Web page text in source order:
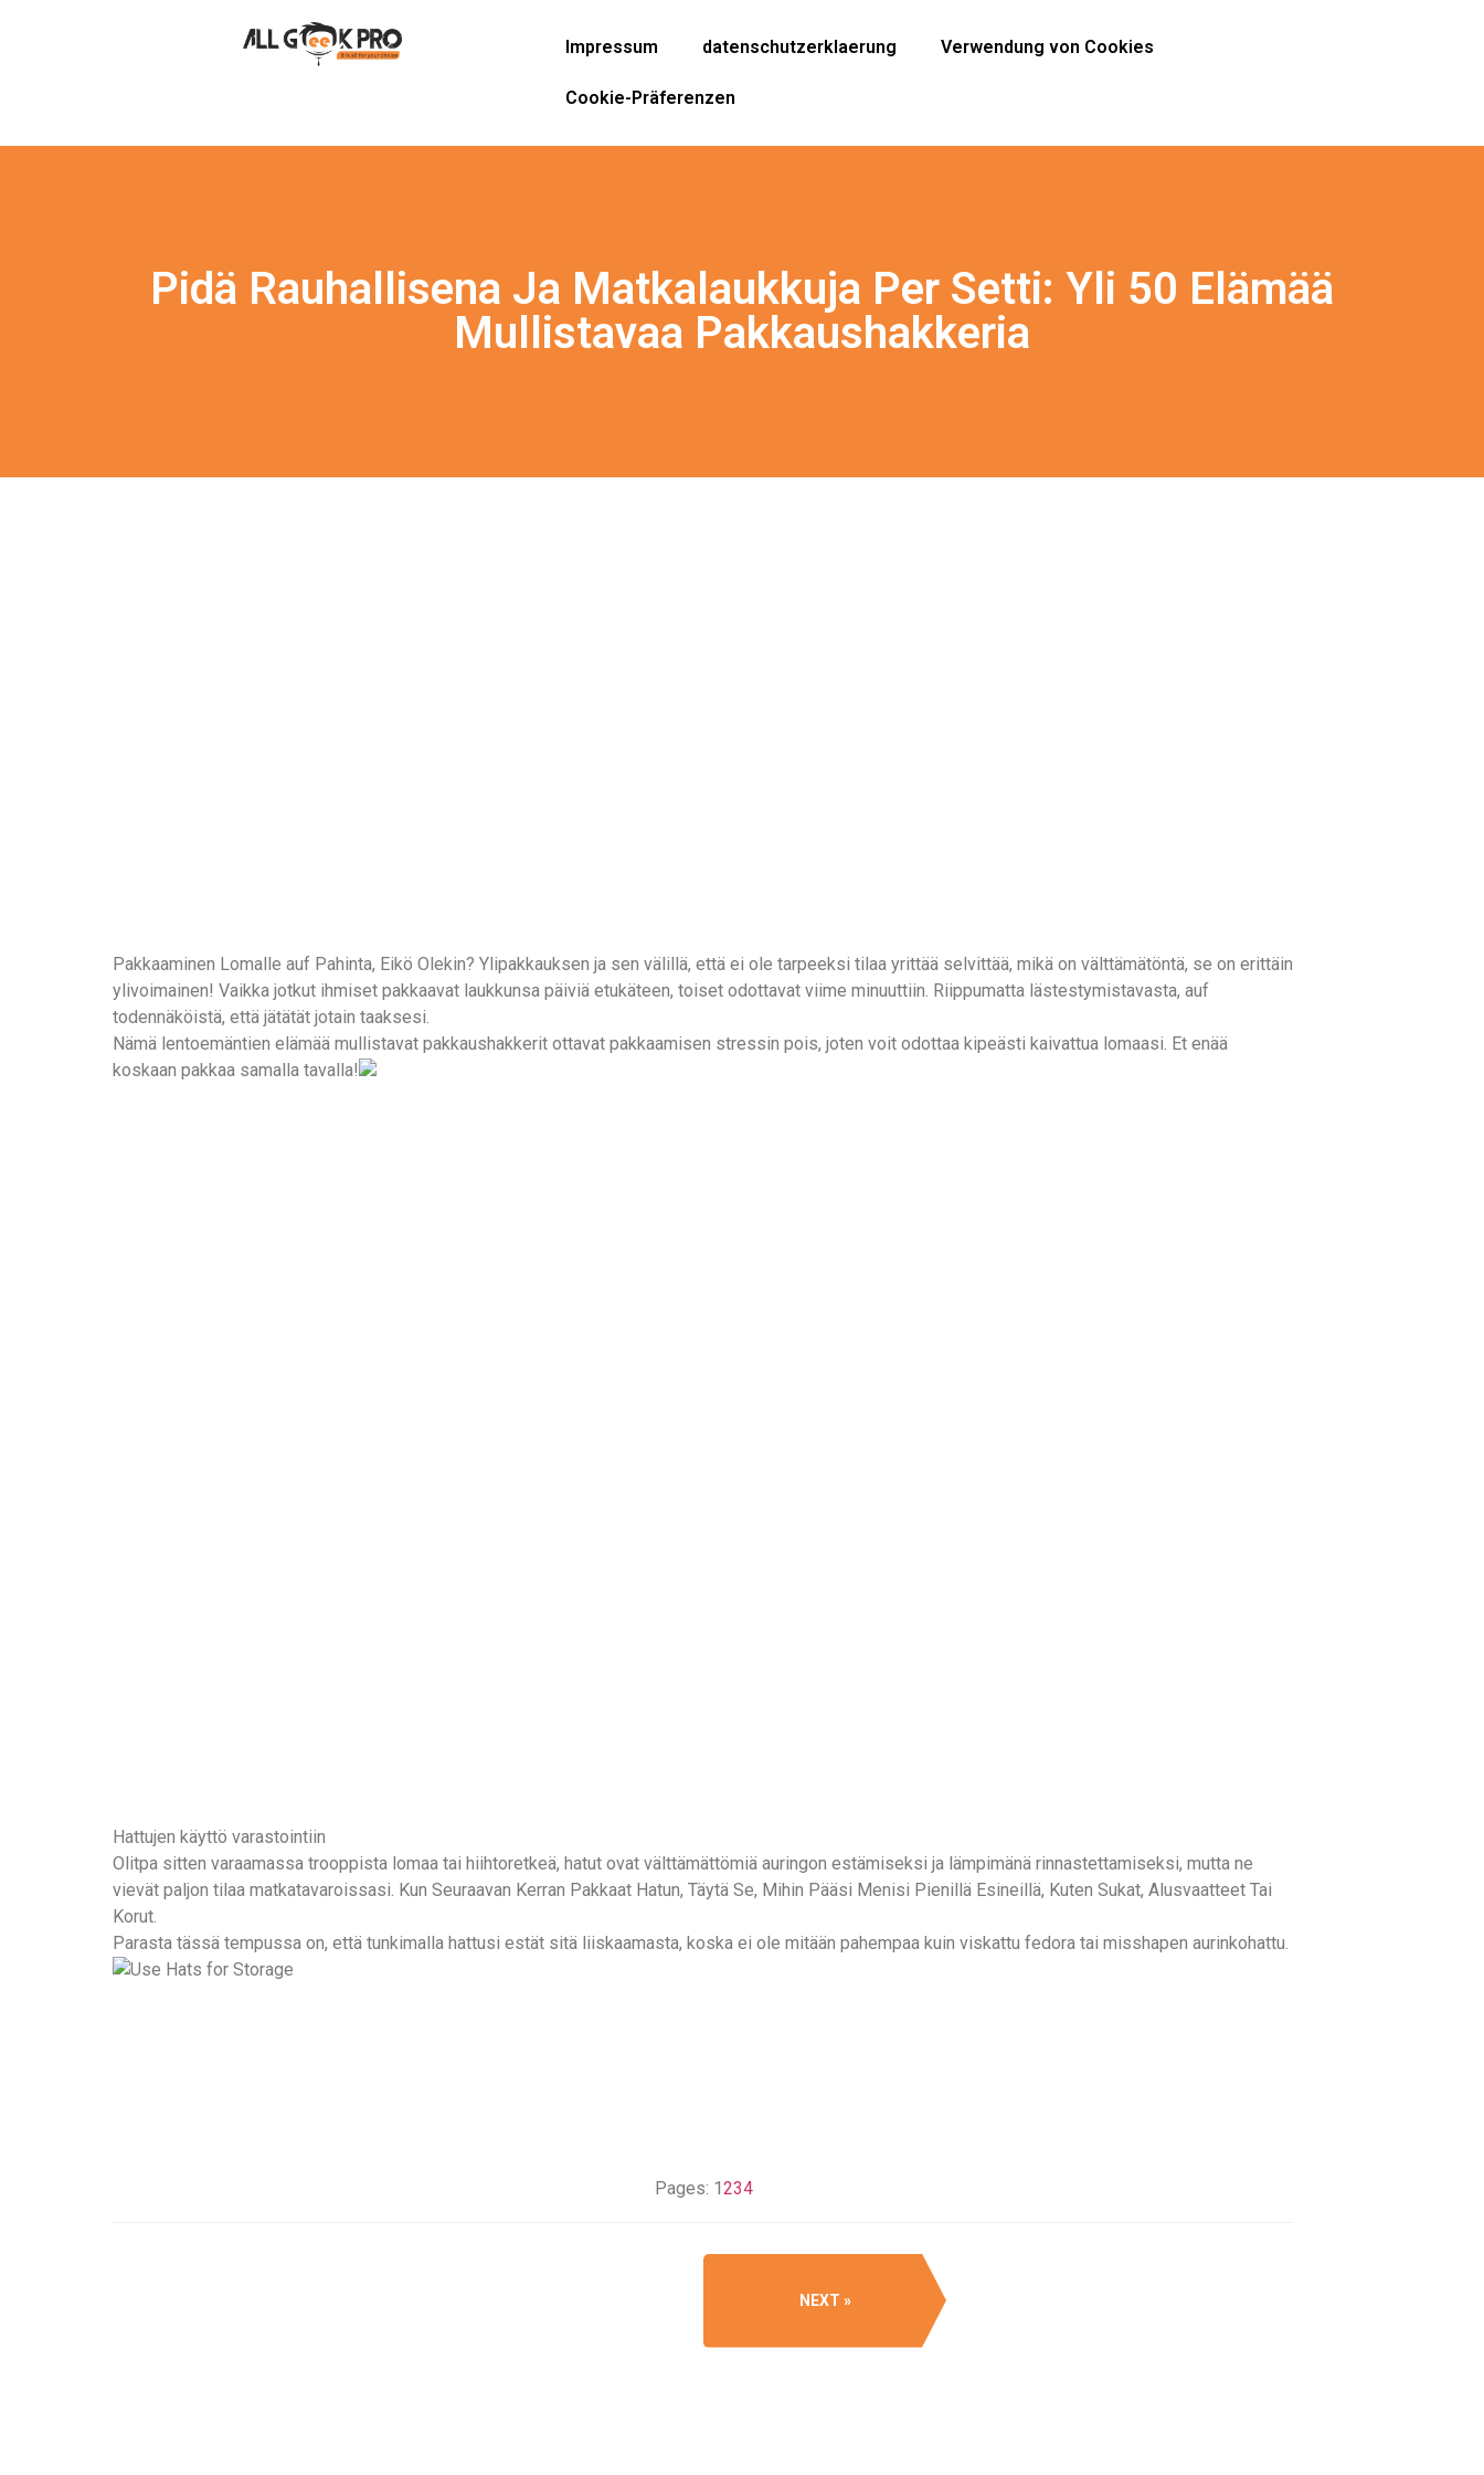
Impressum datenschutzerklaerung Verwendung von Cookies
Cookie-Präferenzen
Pidä Rauhallisena Ja Matkalaukkuja Per Setti: Yli 50 Elämää
Mullistavaa Pakkaushakkeria
Pakkaaminen Lomalle auf Pahinta, Eikö Olekin? Ylipakkauksen ja sen välillä, että ei ole tarpeeksi tilaa yrittää selvittää, mikä on välttämätöntä, se on erittäin
ylivoimainen! Vaikka jotkut ihmiset pakkaavat laukkunsa päiviä etukäteen, toiset odottavat viime minuuttiin. Riippumatta lästestymistavasta, auf
todennäköistä, että jätätät jotain taaksesi.
Nämä lentoemäntien elämää mullistavat pakkaushakkerit ottavat pakkaamisen stressin pois, joten voit odottaa kipeästi kaivattua lomaasi. Et enää
koskaan pakkaa samalla tavalla!
Hattujen käyttö varastointiin
Olitpa sitten varaamassa trooppista lomaa tai hiihtoretkeä, hatut ovat välttämättömiä auringon estämiseksi ja lämpimänä rinnastettamiseksi, mutta ne
vievät paljon tilaa matkatavaroissasi. Kun Seuraavan Kerran Pakkaat Hatun, Täytä Se, Mihin Pääsi Menisi Pienillä Esineillä, Kuten Sukat, Alusvaatteet Tai
Korut.
Parasta tässä tempussa on, että tunkimalla hattusi estät sitä liiskaamasta, koska ei ole mitään pahempaa kuin viskattu fedora tai misshapen aurinkohattu.
Pages: 1234
NEXT